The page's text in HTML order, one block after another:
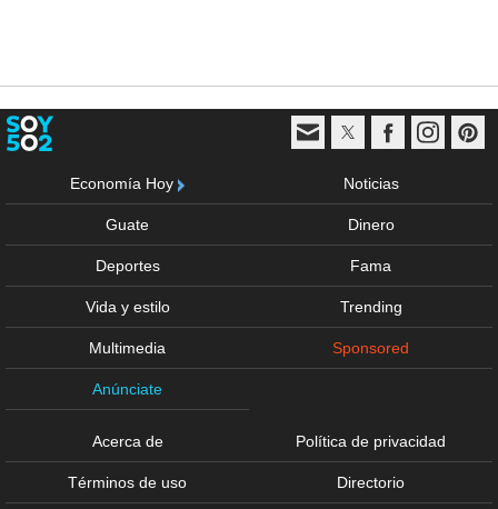
Economía Hoy Noticias
Guate Dinero
Deportes Fama
Vida y estilo Trending
Multimedia Sponsored
Anúnciate
Acerca de Política de privacidad
Términos de uso Directorio